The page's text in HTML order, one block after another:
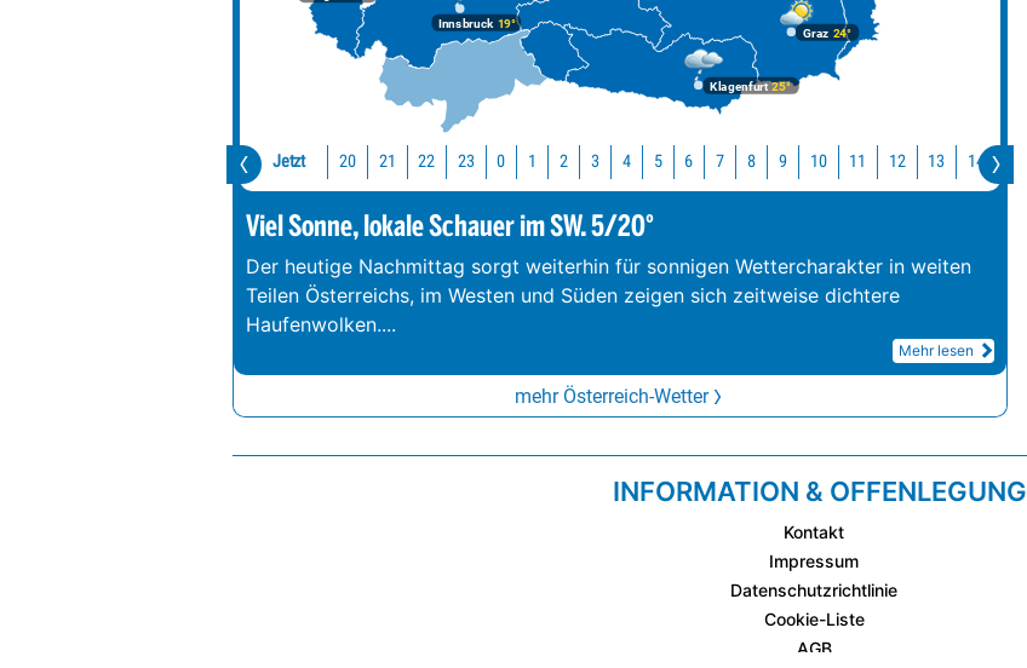
Graz 24°
Innsbruck19°
Klagenfurt25°
Jetzt 20 21 22 23 0 1 2 3 4 5 6 7 8 9 10 11 12 13 14
Viel Sonne, lokale Schauer im SW. 5/20°
Der heutige Nachmittag sorgt weiterhin für sonnigen Wettercharakter in weiten
Teilen Österreichs, im Westen und Süden zeigen sich zeitweise dichtere
Haufenwolken....
Mehr lesen
mehr Österreich-Wetter
INFORMATION & OFFENLEGUNG
Kontakt
Impressum
Datenschutzrichtlinie
Cookie-Liste
AGB